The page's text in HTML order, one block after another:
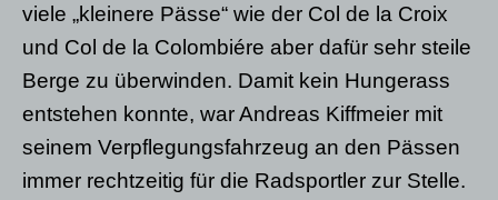
viele „kleinere Pässe“ wie der Col de la Croix
und Col de la Colombiére aber dafür sehr steile
Berge zu überwinden. Damit kein Hungerass
entstehen konnte, war Andreas Kiffmeier mit
seinem Verpflegungsfahrzeug an den Pässen
immer rechtzeitig für die Radsportler zur Stelle.